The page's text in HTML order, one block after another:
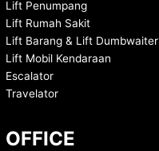
Lift Penumpang
Lift Rumah Sakit
Lift Barang & Lift Dumbwaiter
Lift Mobil Kendaraan
Escalator
Travelator
OFFICE